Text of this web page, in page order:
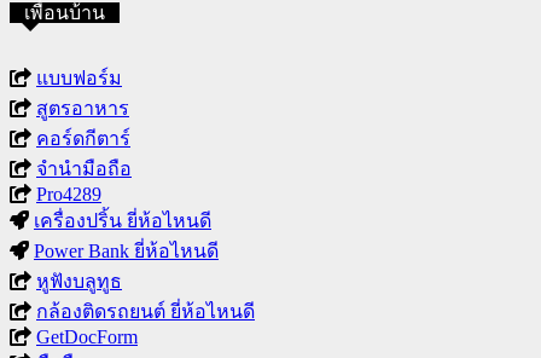
เพื่อนบ้าน
แบบฟอร์ม
สูตรอาหาร
คอร์ดกีตาร์
จำนำมือถือ
Pro4289
เครื่องปริ้น ยี่ห้อไหนดี
Power Bank ยี่ห้อไหนดี
หูฟังบลูทูธ
กล้องติดรถยนต์ ยี่ห้อไหนดี
GetDocForm